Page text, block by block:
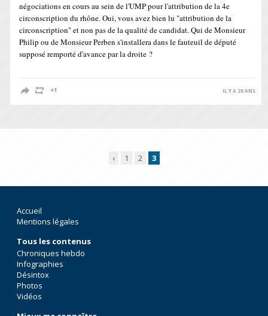
négociations en cours au sein de l'UMP pour l'attribution de la 4e
circonscription du rhône. Oui, vous avez bien lu "attribution de la
circonscription" et non pas de la qualité de candidat. Qui de Monsieur
Philip ou de Monsieur Perben s'installera dans le fauteuil de député
supposé remporté d'avance par la droite ?
IL Y A 20 ANS
‹ 1 2 3
Accueil
Mentions légales
Tous les contenus
Chroniques hebdo
Infographies
Désintox
Photos
Vidéos